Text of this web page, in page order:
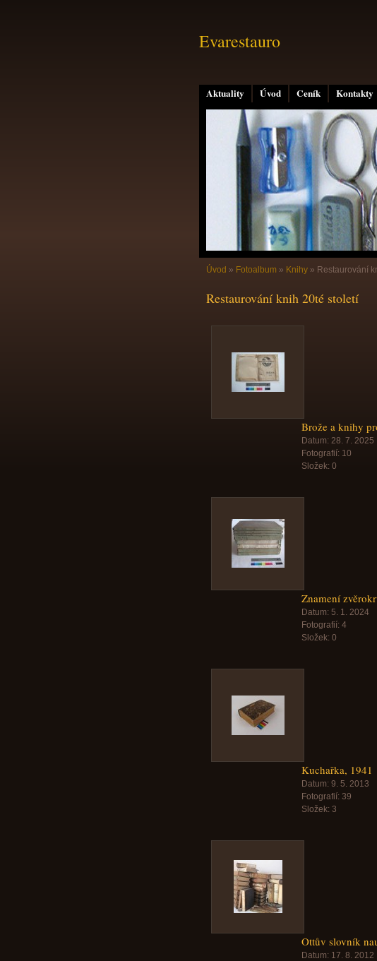
Aktuality Úvod Ceník Kontakty
Evarestauro
Úvod » Fotoalbum » Knihy » Restaurování
Restaurování knih 20té století
Brože a knihy
Datum: 28. 7. 2025
Fotografií: 10
Složek: 0
Znamení
Datum: 5. 1. 2024
Fotografií: 4
Složek: 0
Kuchařka, 1941
Datum: 9. 5. 2013
Fotografií: 39
Složek: 3
Ottův slovník
Datum: 17. 8. 2012